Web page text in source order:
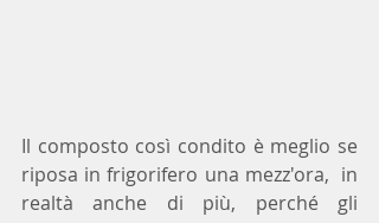
Il composto così condito è meglio se
riposa in frigorifero una mezz'ora,  in
realtà anche di più, perché gli